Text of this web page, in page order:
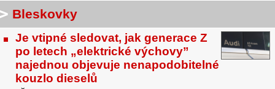
Bleskovky
Je vtipné sledovat, jak generace Z
po letech „elektrické výchovy”
najednou objevuje nenapodobitelné
kouzlo dieselů